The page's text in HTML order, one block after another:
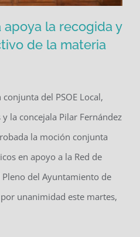
de la materia
apoya la recogida y
de la materia
del PSOE Local,
la concejala Pilar Fernández
la moción conjunta
en apoyo a la Red de
Pleno del Ayuntamiento de
unanimidad este martes,